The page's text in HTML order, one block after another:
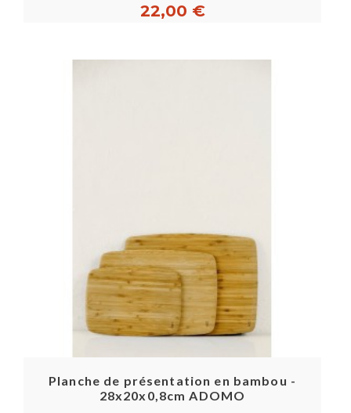
22,00 €
Planche de présentation en bambou -
28x20x0,8cm ADOMO